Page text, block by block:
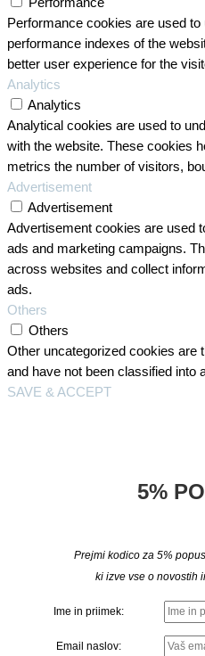
Performance cookies are used
performance indexes of the
better user experience for the
Analytics
Analytics
Analytical cookies are used to
with the website. These cookies
metrics the number of visitors,
Advertisement
Advertisement
Advertisement cookies are used
ads and marketing campaigns.
across websites and collect
ads.
Others
Others
Other uncategorized cookies are
and have not been classified into
SAVE & ACCEPT
5%
Prejmi kodico za 5%
ki izve vse o novostih
Ime in priimek:
Email naslov: